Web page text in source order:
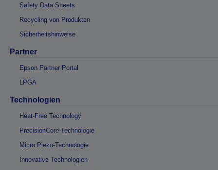
Safety Data Sheets
Recycling von Produkten
Sicherheitshinweise
Partner
Epson Partner Portal
LPGA
Technologien
Heat-Free Technology
PrecisionCore-Technologie
Micro Piezo-Technologie
Innovative Technologien